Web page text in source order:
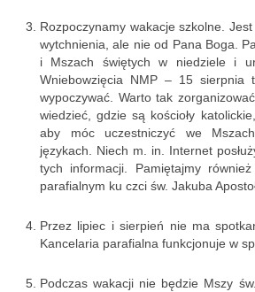
Nabożeństwa różne
Pogrzeb katolicki
Sakramenty
Sakrament chrztu
Sakrament eucharystii
Sakrament bierzmowania
Rozpoczynamy wakacje szkolne.
wytchnienia, ale nie od Pana Boga.
i Mszach świętych w niedziele i
Wniebowzięcia NMP – 15 sierpnia
wypoczywać. Warto tak
wiedzieć, gdzie są kościoły
aby móc uczestniczyć we
językach. Niech m. in. Internet
tych informacji. Pamiętajmy
parafialnym ku czci św. Jakuba
Przez lipiec i sierpień nie ma
Kancelaria parafialna funkcjonuje w
Podczas wakacji nie będzie Mszy